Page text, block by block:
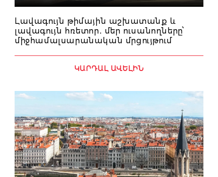
Լավագույն թիմային աշխատանք և
լավագույն հռետոր․ մեր ուսանողները՝
միջհամալսարանական մրցույթում
ԿԱՐԴԱԼ ԱՎԵԼԻՆ